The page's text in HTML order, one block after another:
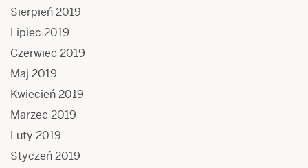
Sierpień 2019
Lipiec 2019
Czerwiec 2019
Maj 2019
Kwiecień 2019
Marzec 2019
Luty 2019
Styczeń 2019